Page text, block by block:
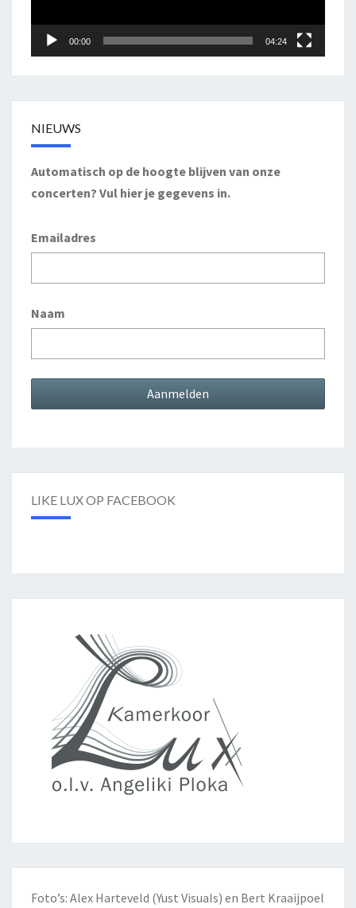
00:00 04:24
NIEUWS
Automatisch op de hoogte blijven van onze
concerten? Vul hier je gegevens in.
Emailadres
Naam
LIKE LUX OP FACEBOOK
Foto’s: Alex Harteveld (Yust Visuals) en Bert Kraaijpoel